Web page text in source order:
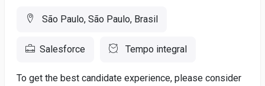
São Paulo, São Paulo, Brasil
Salesforce Tempo integral
To get the best candidate experience, please consider